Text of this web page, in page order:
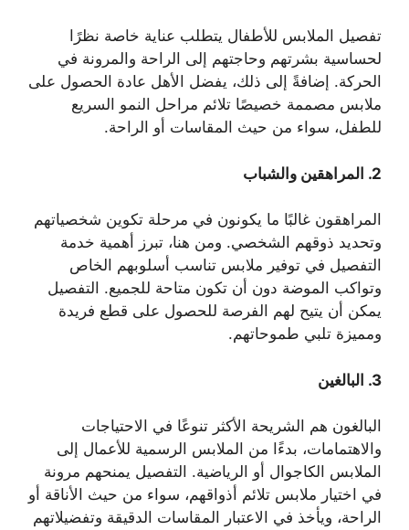
تفصيل الملابس للأطفال يتطلب عناية خاصة نظرًا
لحساسية بشرتهم وحاجتهم إلى الراحة والمرونة في
الحركة. إضافةً إلى ذلك، يفضل الأهل عادة الحصول على
ملابس مصممة خصيصًا تلائم مراحل النمو السريع
للطفل، سواء من حيث المقاسات أو الراحة.
2. المراهقين والشباب
المراهقون غالبًا ما يكونون في مرحلة تكوين شخصياتهم
وتحديد ذوقهم الشخصي. ومن هنا، تبرز أهمية خدمة
التفصيل في توفير ملابس تناسب أسلوبهم الخاص
وتواكب الموضة دون أن تكون متاحة للجميع. التفصيل
يمكن أن يتيح لهم الفرصة للحصول على قطع فريدة
ومميزة تلبي طموحاتهم.
3. البالغين
البالغون هم الشريحة الأكثر تنوعًا في الاحتياجات
والاهتمامات، بدءًا من الملابس الرسمية للأعمال إلى
الملابس الكاجوال أو الرياضية. التفصيل يمنحهم مرونة
في اختيار ملابس تلائم أذواقهم، سواء من حيث الأناقة أو
الراحة، ويأخذ في الاعتبار المقاسات الدقيقة وتفضيلاتهم